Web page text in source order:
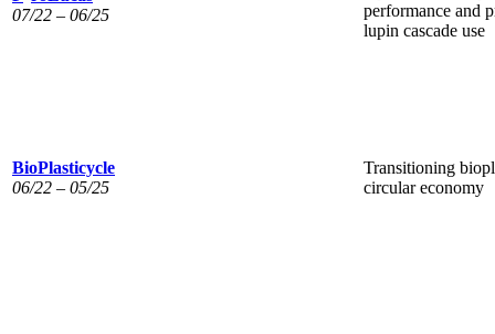
07/22 – 06/25
performance and
lupin cascade use
BioPlasticycle
06/22 – 05/25
Transitioning
circular economy